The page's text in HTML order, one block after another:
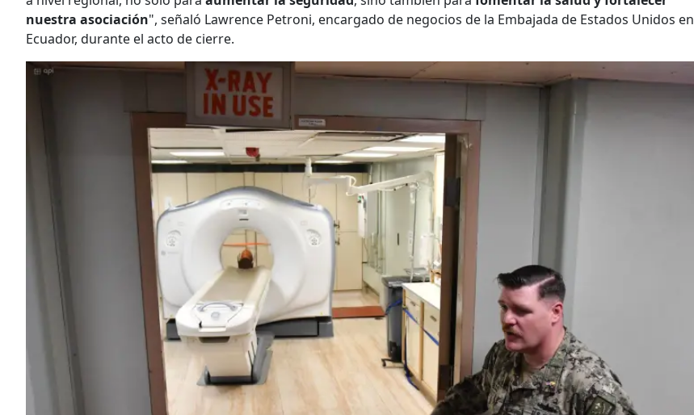
nuestra asociación", señaló Lawrence Petroni, encargado de negocios de la Embajada de Estados Unidos en
Ecuador, durante el acto de cierre.